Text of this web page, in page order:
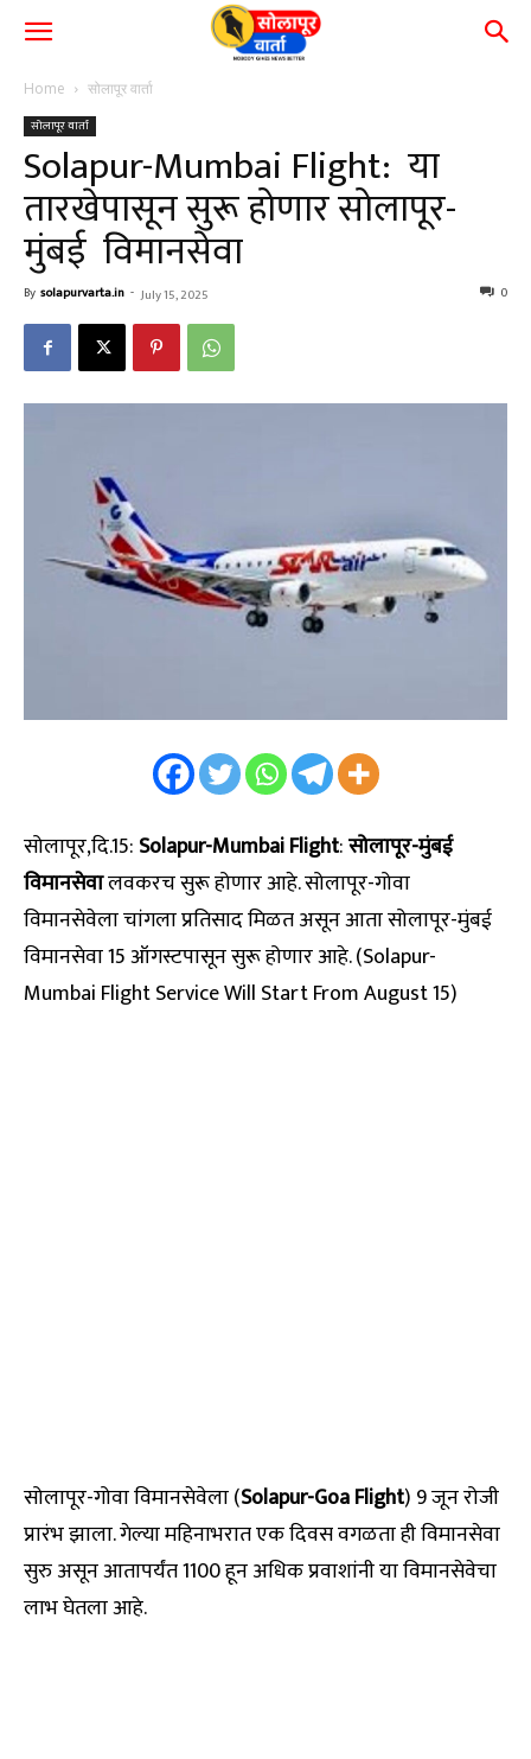
Home सोलापूर वार्ता
सोलापूर वार्ता
Solapur-Mumbai Flight: या
तारखेपासून सुरू होणार सोलापूर-
मुंबई विमानसेवा
By solapurvarta.in - July 15, 2025 0
सोलापूर,दि.15: Solapur-Mumbai Flight:सोलापूर-मुंबई
विमानसेवालवकरच सुरू होणार आहे. सोलापूर-गोवा
विमानसेवेला चांगला प्रतिसाद मिळत असून आता सोलापूर-मुंबई
विमानसेवा 15 ऑगस्टपासून सुरू होणार आहे. (Solapur-
Mumbai Flight Service Will Start From August 15)
सोलापूर-गोवा विमानसेवेला (Solapur-Goa Flight) 9 जून रोजी
प्रारंभ झाला. गेल्या महिनाभरात एक दिवस वगळता ही विमानसेवा
सुरु असून आतापर्यंत 1100 हून अधिक प्रवाशांनी या विमानसेवेचा
लाभ घेतला आहे.